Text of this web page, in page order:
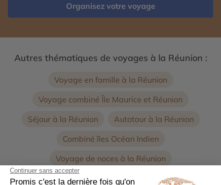
Organisez votre voyage
Autres thématiques de voyages à la Réunion :
Voyage en famille à la Réunion
Voyage combiné Île Maurice et Réunion
Séjour à la Réunion
Autotour à la Réunion
Combiné îles Océan Indien
Voyage de noces à la Réunion